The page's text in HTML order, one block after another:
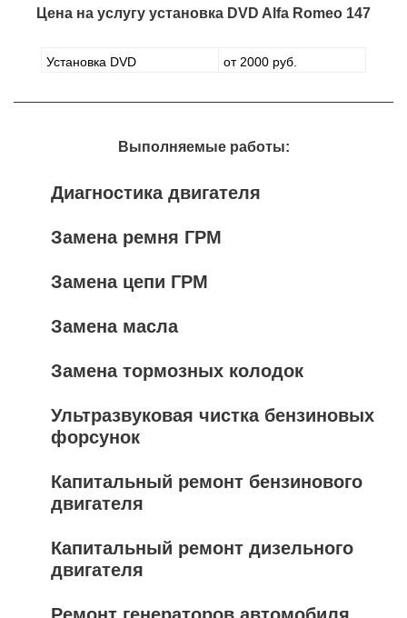
Цена на услугу установка DVD Alfa Romeo 147
Установка DVD от 2000 руб.
Выполняемые работы:
Диагностика двигателя
Замена ремня ГРМ
Замена цепи ГРМ
Замена масла
Замена тормозных колодок
Ультразвуковая чистка бензиновых
форсунок
Капитальный ремонт бензинового
двигателя
Капитальный ремонт дизельного
двигателя